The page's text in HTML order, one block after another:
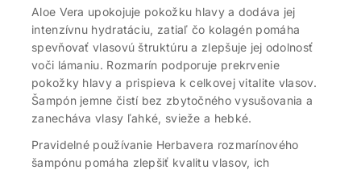
Aloe Vera upokojuje pokožku hlavy a dodáva jej
intenzívnu hydratáciu, zatiaľ čo kolagén pomáha
spevňovať vlasovú štruktúru a zlepšuje jej odolnosť
voči lámaniu. Rozmarín podporuje prekrvenie
pokožky hlavy a prispieva k celkovej vitalite vlasov.
Šampón jemne čistí bez zbytočného vysušovania a
zanecháva vlasy ľahké, svieže a hebké.
Pravidelné používanie Herbavera rozmarínového
šampónu pomáha zlepšiť kvalitu vlasov, ich